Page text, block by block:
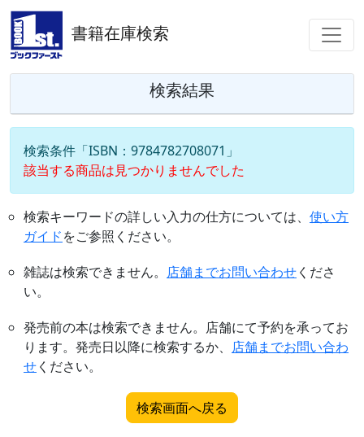
書籍在庫検索
検索結果
検索条件「ISBN：9784782708071」
該当する商品は見つかりませんでした
検索キーワードの詳しい入力の仕方については、 使い方
ガイドをご参照ください。
雑誌は検索できません。 店舗までお問い合わせくださ
い。
発売前の本は検索できません。店舗にて予約を承ってお
ります。発売日以降に検索するか、 店舗までお問い合わ
せください。
検索画面へ戻る